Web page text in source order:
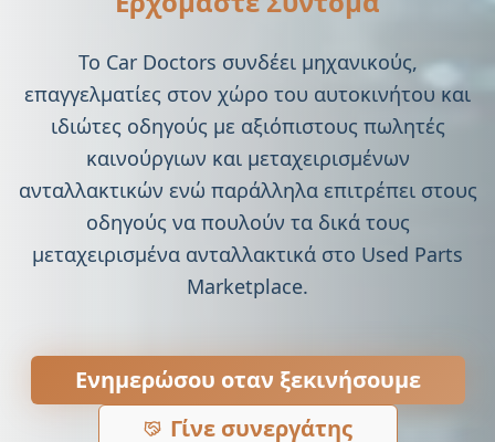
Το Car Doctors συνδέει μηχανικούς,
επαγγελματίες στον χώρο του αυτοκινήτου και
ιδιώτες οδηγούς με αξιόπιστους πωλητές
καινούργιων και μεταχειρισμένων
ανταλλακτικών ενώ παράλληλα επιτρέπει στους
οδηγούς να πουλούν τα δικά τους
μεταχειρισμένα ανταλλακτικά στο Used Parts
Marketplace.
Ενημερώσου οταν ξεκινήσουμε
Γίνε συνεργάτης